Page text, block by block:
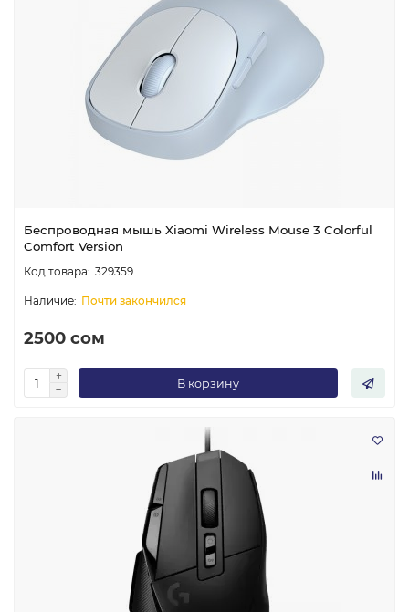
Беспроводная мышь Xiaomi Wireless Mouse 3 Colorful
Comfort Version
329359
Почти закончился
2500 сом
В корзину